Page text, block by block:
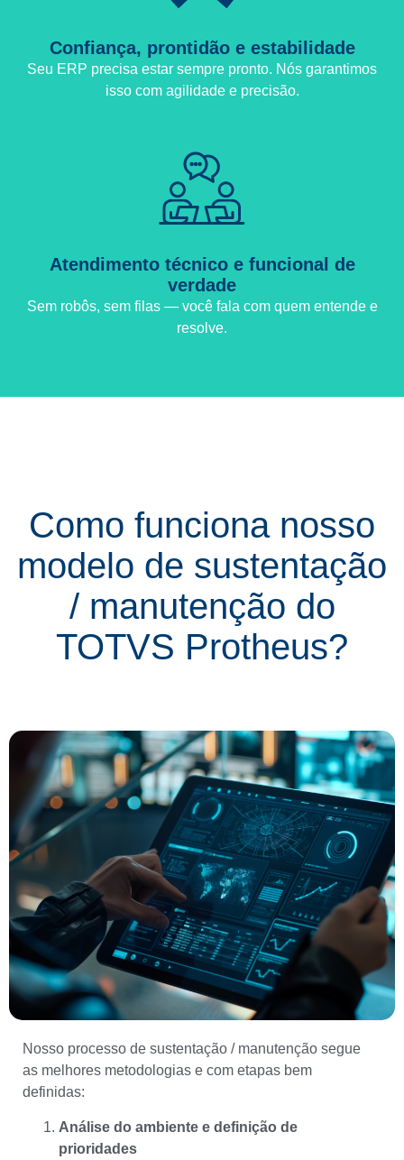
Confiança, prontidão e estabilidade
Seu ERP precisa estar sempre pronto. Nós garantimos
isso com agilidade e precisão.
Atendimento técnico e funcional de
verdade
Sem robôs, sem filas — você fala com quem entende e
resolve.
Como funciona nosso
modelo de sustentação
/ manutenção do
TOTVS Protheus?
Nosso processo de sustentação / manutenção segue
as melhores metodologias e com etapas bem
definidas:
Análise do ambiente e definição de
prioridades